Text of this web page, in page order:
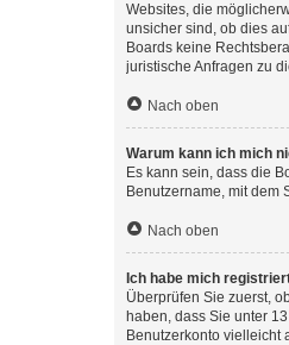
Websites, die
unsicher sind, ob dies
Boards keine
juristische Anfragen zu
Nach oben
Warum kann ich mich
Es kann sein, dass die
Benutzername, mit dem
Nach oben
Ich habe mich
Überprüfen Sie zuerst,
haben, dass Sie unter
Benutzerkonto vielleicht